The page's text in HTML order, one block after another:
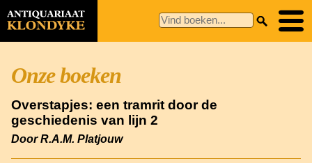
Onze boeken
Overstapjes: een tramrit door de
geschiedenis van lijn 2
Door R.A.M. Platjouw